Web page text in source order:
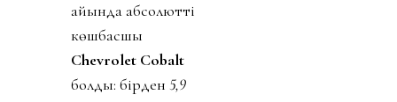
айында абсолютті
көшбасшы
Chevrolet Cobalt
болды: бірден 5,9